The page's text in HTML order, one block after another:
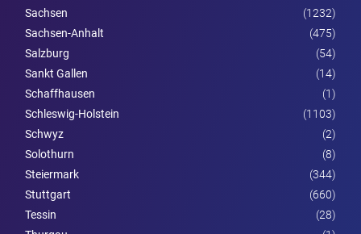
Sachsen
(1232)
Sachsen-Anhalt
(475)
Salzburg
(54)
Sankt Gallen
(14)
Schaffhausen
(1)
Schleswig-Holstein
(1103)
Schwyz
(2)
Solothurn
(8)
Steier­mark
(344)
Stuttgart
(660)
Tessin
(28)